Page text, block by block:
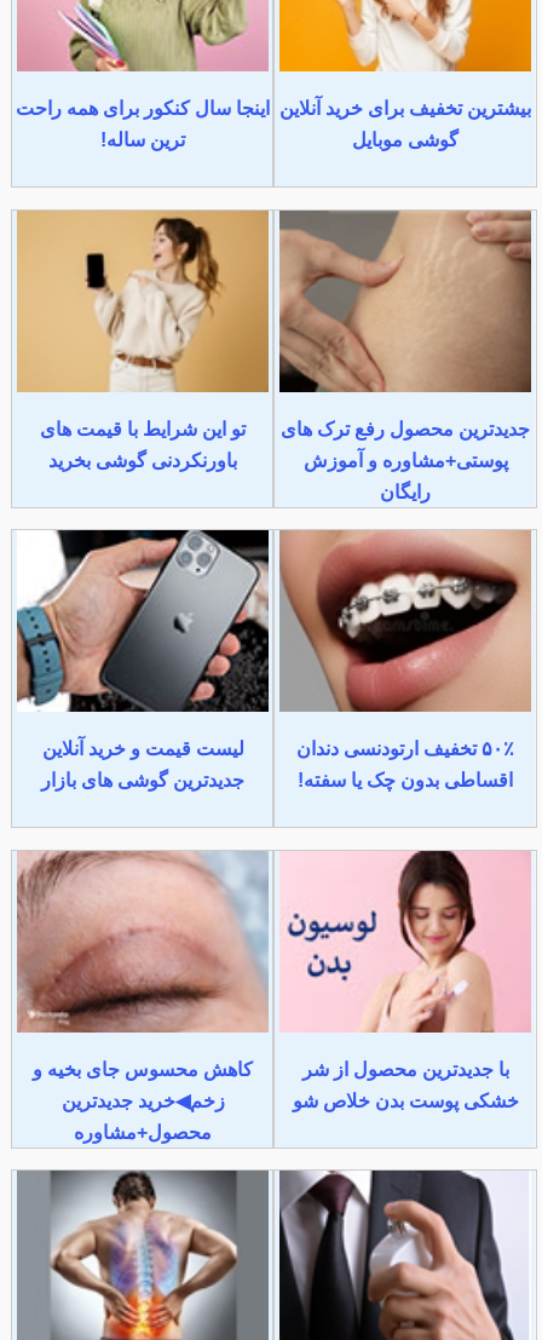
بیشترین تخفیف برای خرید آنلاین
گوشی موبایل
اینجا سال کنکور برای همه راحت
ترین ساله!
جدیدترین محصول رفع ترک های
پوستی+مشاوره و آموزش
رایگان
تو این شرایط با قیمت های
باورنکردنی گوشی بخرید
۵۰٪ تخفیف ارتودنسی دندان
اقساطی بدون چک یا سفته!
لیست قیمت و خرید آنلاین
جدیدترین گوشی های بازار
با جدیدترین محصول از شر
خشکی پوست بدن خلاص شو
کاهش محسوس جای بخیه و
زخم◀خرید جدیدترین
محصول+مشاوره